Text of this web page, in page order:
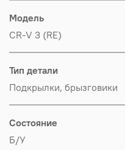
Модель
CR-V 3 (RE)
Тип детали
Подкрылки, брызговики
Состояние
Б/У